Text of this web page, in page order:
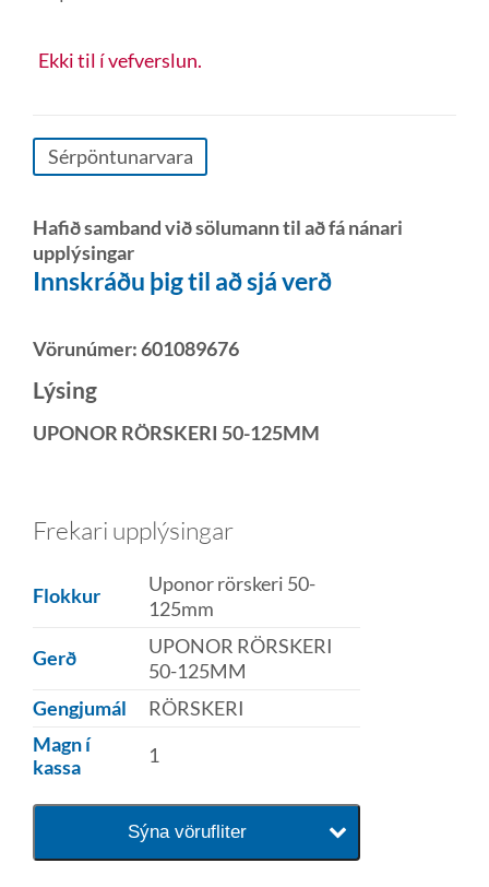
Ekki til í vefverslun.
Sérpöntunarvara
Hafið samband við sölumann til að fá nánari
upplýsingar
Innskráðu þig til að sjá verð
Vörunúmer:601089676
Lýsing
UPONOR RÖRSKERI 50-125MM
Frekari upplýsingar
Flokkur
Uponor rörskeri 50-
125mm
Gerð
UPONOR RÖRSKERI
50-125MM
Gengjumál
RÖRSKERI
Magn í
kassa
1
Sýna vörufliter